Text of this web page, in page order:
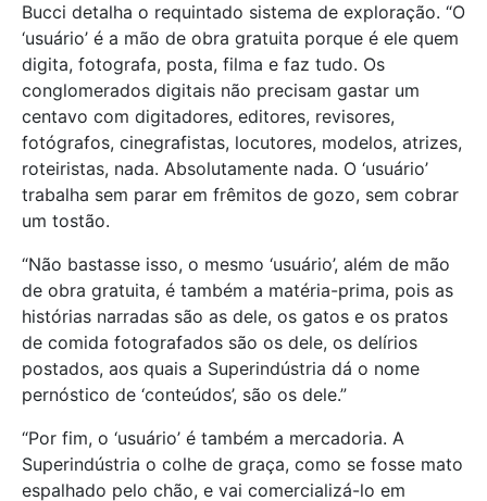
Bucci detalha o requintado sistema de exploração. “O
‘usuário’ é a mão de obra gratuita porque é ele quem
digita, fotografa, posta, filma e faz tudo. Os
conglomerados digitais não precisam gastar um
centavo com digitadores, editores, revisores,
fotógrafos, cinegrafistas, locutores, modelos, atrizes,
roteiristas, nada. Absolutamente nada. O ‘usuário’
trabalha sem parar em frêmitos de gozo, sem cobrar
um tostão.
“Não bastasse isso, o mesmo ‘usuário’, além de mão
de obra gratuita, é também a matéria-prima, pois as
histórias narradas são as dele, os gatos e os pratos
de comida fotografados são os dele, os delírios
postados, aos quais a Superindústria dá o nome
pernóstico de ‘conteúdos’, são os dele.”
“Por fim, o ‘usuário’ é também a mercadoria. A
Superindústria o colhe de graça, como se fosse mato
espalhado pelo chão, e vai comercializá-lo em